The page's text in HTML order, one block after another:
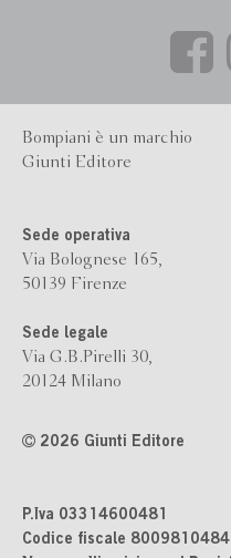
Bompiani è un marchio
Giunti Editore
Sede operativa
Via Bolognese 165,
50139 Firenze
Sede legale
Via G.B.Pirelli 30,
20124 Milano
2026 Giunti Editore
P.Iva 03314600481
Codice fiscale 8009810484